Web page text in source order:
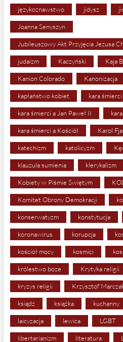
językoznawstwo jidysz
Joanna Senyszyn
Jubileuszowy Akt Przyjęcia Jezusa
judaizm Kaczyński Kaja
Kanion Colorado Kanonizacja
kapłaństwo kobiet kara śmierci
kara śmierci a Jan Paweł II
kara śmierci a Kościół Karol
katechizm katolicyzm
klauzula sumienia klerykalizm
Kobiety w Piśmie Świętym
Komitet Obrony Demokracji
konserwatyzm konstytucja
koronawirus korupcja
kościół mocy kosmici
królestwo boze Krytyka religii
kryzys religii Krzysztof
ksiądz książka kuchanny
laicyzacja lewica LGBT
libertarianizm literatura